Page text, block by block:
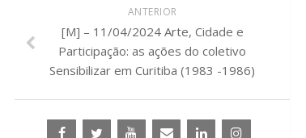
ANTERIOR
[M] – 11/04/2024 Arte, Cidade e
Participação: as ações do coletivo
Sensibilizar em Curitiba (1983 -1986)